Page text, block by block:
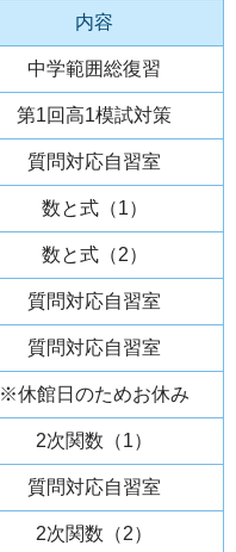
内容
中学範囲総復習
第1回高1模試対策
質問対応自習室
数と式（1）
数と式（2）
質問対応自習室
質問対応自習室
※休館日のためお休み
2次関数（1）
質問対応自習室
2次関数（2）